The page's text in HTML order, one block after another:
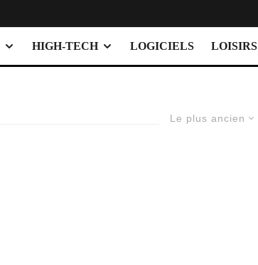
HIGH-TECH LOGICIELS LOISIRS
Le plus ancien